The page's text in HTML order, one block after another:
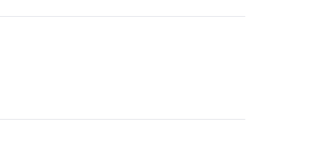
tipologías: con aletas, con cámara interna,